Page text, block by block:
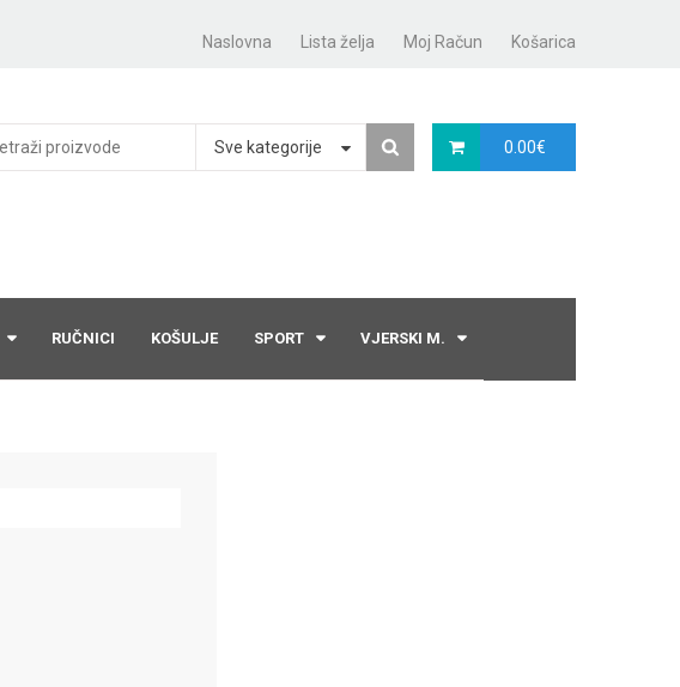
Naslovna Lista želja Moj Račun Košarica
0.00€
Sve kategorije
RUČNICI KOŠULJE SPORT VJERSKI M.